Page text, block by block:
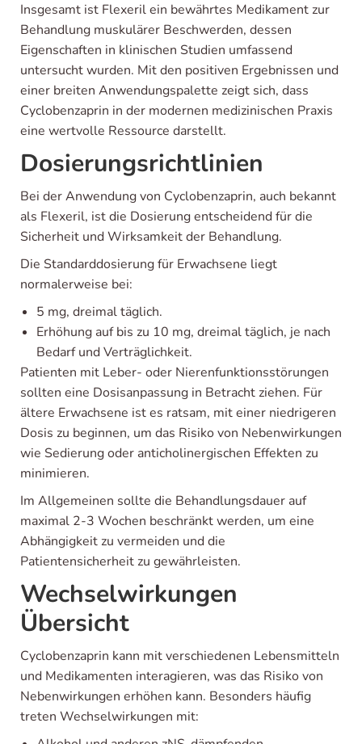
Insgesamt ist Flexeril ein bewährtes Medikament zur
Behandlung muskulärer Beschwerden, dessen
Eigenschaften in klinischen Studien umfassend
untersucht wurden. Mit den positiven Ergebnissen und
einer breiten Anwendungspalette zeigt sich, dass
Cyclobenzaprin in der modernen medizinischen Praxis
eine wertvolle Ressource darstellt.
Dosierungsrichtlinien
Bei der Anwendung von Cyclobenzaprin, auch bekannt
als Flexeril, ist die Dosierung entscheidend für die
Sicherheit und Wirksamkeit der Behandlung.
Die Standarddosierung für Erwachsene liegt
normalerweise bei:
5 mg, dreimal täglich.
Erhöhung auf bis zu 10 mg, dreimal täglich, je nach
Bedarf und Verträglichkeit.
Patienten mit Leber- oder Nierenfunktionsstörungen
sollten eine Dosisanpassung in Betracht ziehen. Für
ältere Erwachsene ist es ratsam, mit einer niedrigeren
Dosis zu beginnen, um das Risiko von Nebenwirkungen
wie Sedierung oder anticholinergischen Effekten zu
minimieren.
Im Allgemeinen sollte die Behandlungsdauer auf
maximal 2-3 Wochen beschränkt werden, um eine
Abhängigkeit zu vermeiden und die
Patientensicherheit zu gewährleisten.
Wechselwirkungen
Übersicht
Cyclobenzaprin kann mit verschiedenen Lebensmitteln
und Medikamenten interagieren, was das Risiko von
Nebenwirkungen erhöhen kann. Besonders häufig
treten Wechselwirkungen mit: